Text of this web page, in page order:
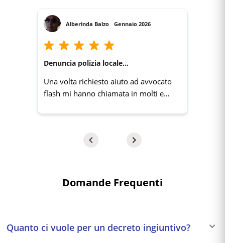
Alberinda Balzo Gennaio 2026
Denuncia polizia locale...
Una volta richiesto aiuto ad avvocato
flash mi hanno chiamata in molti e
utile.
Domande Frequenti
Quanto ci vuole per un decreto ingiuntivo?